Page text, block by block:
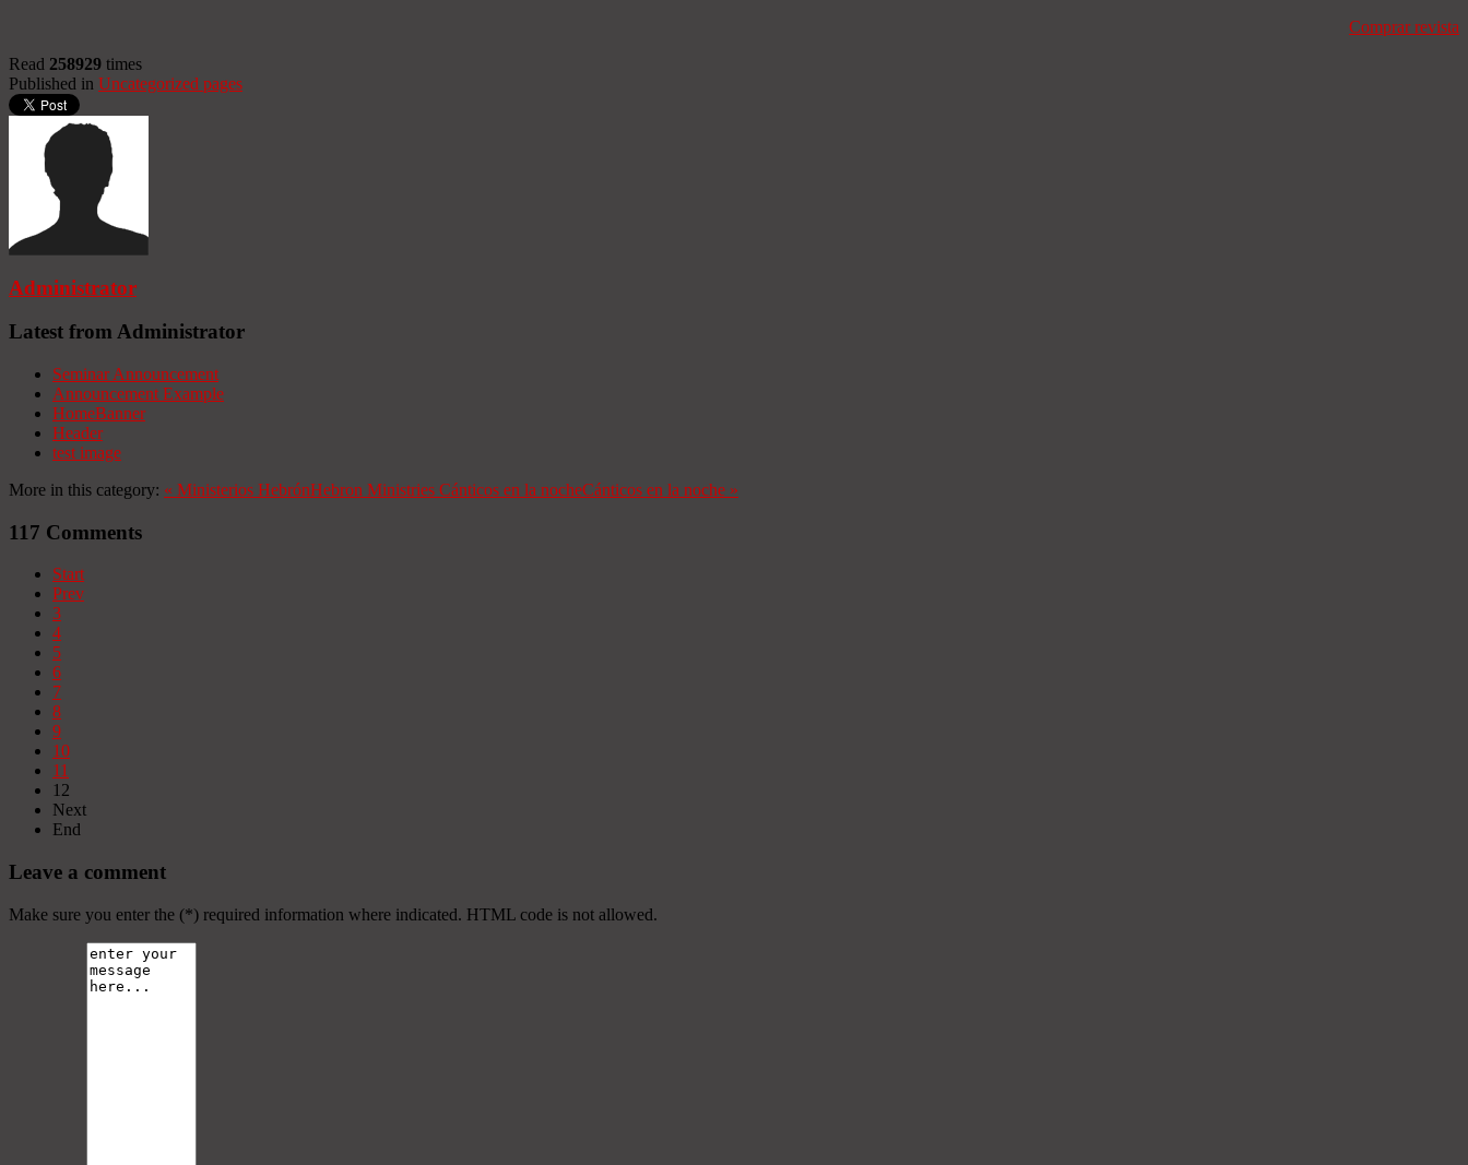
Comprar revista
Read 258929 times
Published in Uncategorized pages
Administrator
Latest from Administrator
Seminar Announcement
Announcement Example
HomeBanner
Header
test image
More in this category: « Ministerios HebrónHebron Ministries Cánticos en la nocheCánticos en la noche »
117 Comments
Start
Prev
3
4
5
6
7
8
9
10
11
12
Next
End
Leave a comment
Make sure you enter the (*) required information where indicated. HTML code is not allowed.